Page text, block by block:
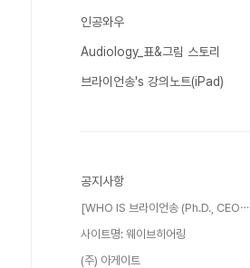
인공와우
Audiology_표&그림 스토리
브라이언송's 강의노트(iPad)
공지사항
[WHO IS 브라이언송 (Ph.D., CEO⋯
사이트명: 웨이브히어링
(주) 아게이트